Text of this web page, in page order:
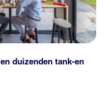
en duizenden tank-en